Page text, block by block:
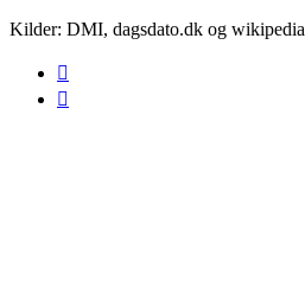
Kilder: DMI, dagsdato.dk og wikipedia